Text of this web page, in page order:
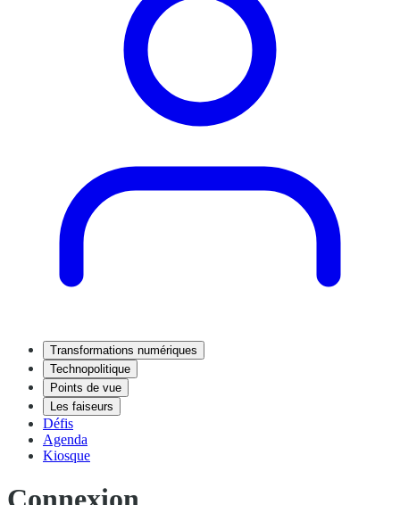
Transformations numériques
Technopolitique
Points de vue
Les faiseurs
Défis
Agenda
Kiosque